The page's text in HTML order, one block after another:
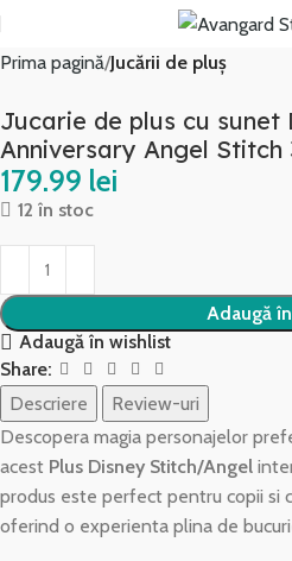
Prima pagină Jucării de pluș
Jucarie de plus cu sunet
Anniversary Angel Stitch
lei
12 în stoc
Adaugă
Adaugă în wishlist
Share:
Descriere
Review-uri
Descopera magia personajelor
acest Plus Disney Stitch/Angel
produs este perfect pentru copii si
oferind o experienta plina de